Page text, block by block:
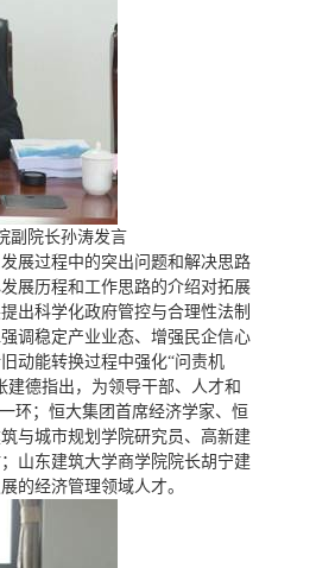
副院长孙涛发言
展过程中的突出问题和解决思路
展历程和工作思路的介绍对拓展
出科学化政府管控与合理性法制
调稳定产业业态、增强民企信心
动能转换过程中强化“问责机
德指出，为领导干部、人才和
环；恒大集团首席经济学家、恒
与城市规划学院研究员、高新建
山东建筑大学商学院院长胡宁建
的经济管理领域人才。